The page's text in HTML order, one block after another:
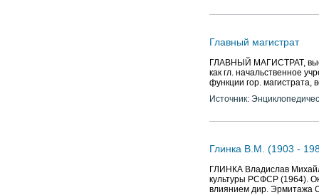
Главный магистрат
ГЛАВНЫЙ МАГИСТРАТ,
как гл. начальственное
функции гор. магистрата,
Источник:
Глинка В.М. (1903 -
ГЛИНКА Владислав
культуры РСФСР (1964).
влиянием дир. Эрмитажа